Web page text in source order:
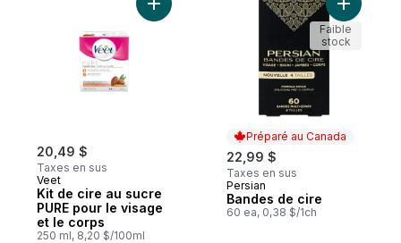
20,49 $
Taxes en sus
Veet
Kit de cire au sucre
PURE pour le visage
et le corps
250 ml, 8,20 $/100ml
Ajouter Kit de cire au sucre PURE pour
Préparé au Canada
22,99 $
Taxes en sus
Préparé au Canada
Persian
Bandes de cire
60 ea, 0,38 $/1ch
Ajouter
Faible
stock